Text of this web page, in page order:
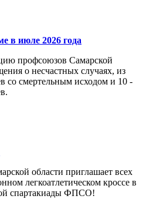
в июле 2026 года
профсоюзов Самарской
о несчастных случаях, из
со смертельным исходом и 10 -
области приглашает всех
легкоатлетическом кроссе в
спартакиады ФПСО!